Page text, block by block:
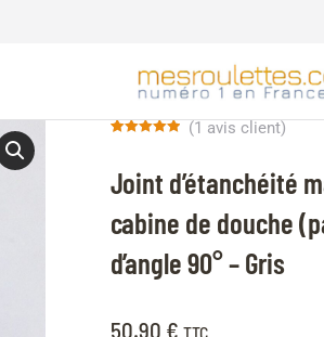
Joint d’étanchéité
cabine de douche
d’angle 90° – Gris
50.90 € TTC
surnotation
client
(1 avis client)